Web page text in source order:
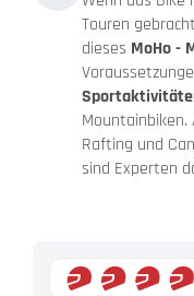
Touren
dieses MoHo -
Mountainbiken.
Rafting und
sind Experten